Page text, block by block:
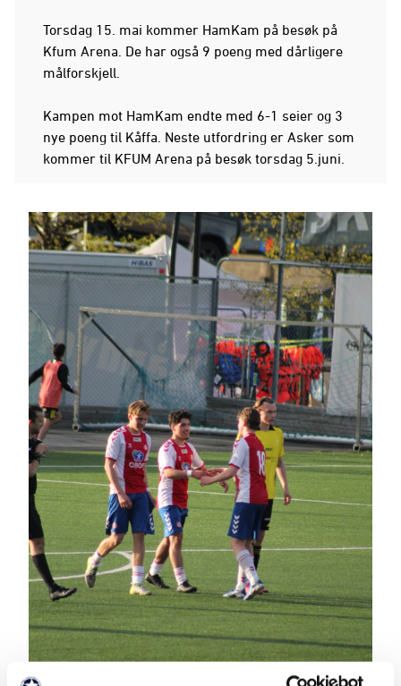
Torsdag 15. mai kommer HamKam på besøk på
Kfum Arena. De har også 9 poeng med dårligere
målforskjell.
Kampen mot HamKam endte med 6-1 seier og 3
nye poeng til Kåffa. Neste utfordring er Asker som
kommer til KFUM Arena på besøk torsdag 5.juni.